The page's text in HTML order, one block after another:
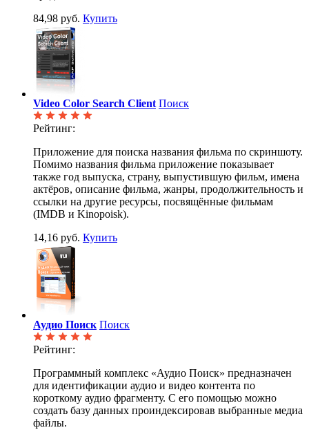
84,98 руб. Купить
Video Color Search Client Поиск
Рейтинг:
Приложение для поиска названия фильма по скриншоту.
Помимо названия фильма приложение показывает
также год выпуска, страну, выпустившую фильм, имена
актёров, описание фильма, жанры, продолжительность и
ссылки на другие ресурсы, посвящённые фильмам
(IMDB и Kinopoisk).
14,16 руб. Купить
Аудио Поиск Поиск
Рейтинг:
Программный комплекс «Аудио Поиск» предназначен
для идентификации аудио и видео контента по
короткому аудио фрагменту. С его помощью можно
создать базу данных проиндексировав выбранные медиа
файлы.